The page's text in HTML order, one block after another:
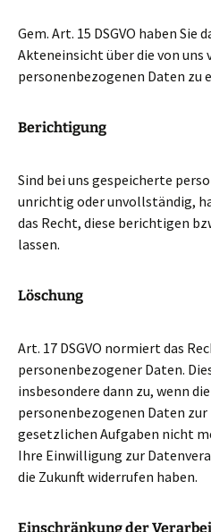
Gem. Art. 15 DSGVO haben Sie
Akteneinsicht über die von uns
personenbezogenen Daten zu
Berichtigung
Sind bei uns gespeicherte
unrichtig oder unvollständig,
das Recht, diese berichtigen
lassen.
Löschung
Art. 17 DSGVO normiert das
personenbezogener Daten.
insbesondere dann zu, wenn
personenbezogenen Daten
gesetzlichen Aufgaben nicht
Ihre Einwilligung zur
die Zukunft widerrufen haben.
Einschränkung der